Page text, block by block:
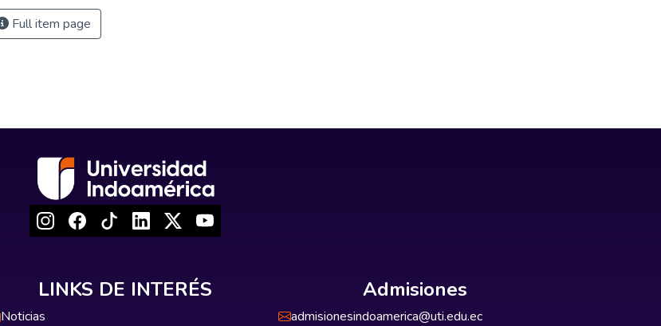
Full item page
LINKS DE INTERÉS
Noticias
Admisiones
admisionesindoamerica@uti.edu.ec